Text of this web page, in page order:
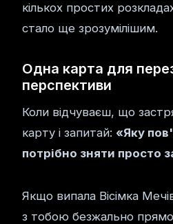
кількох простих
стало ще зрозумілішим.
Одна карта для
перспективи
Коли відчуваєш, що
карту і запитай: «Яку
потрібно зняти просто
Якщо випала Вісімка
з тобою безжально